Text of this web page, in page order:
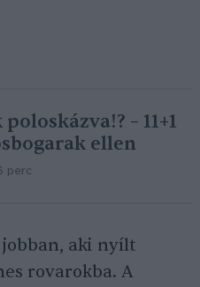
– 11+1
ellen
perc
aki nyílt
rovarokba. A